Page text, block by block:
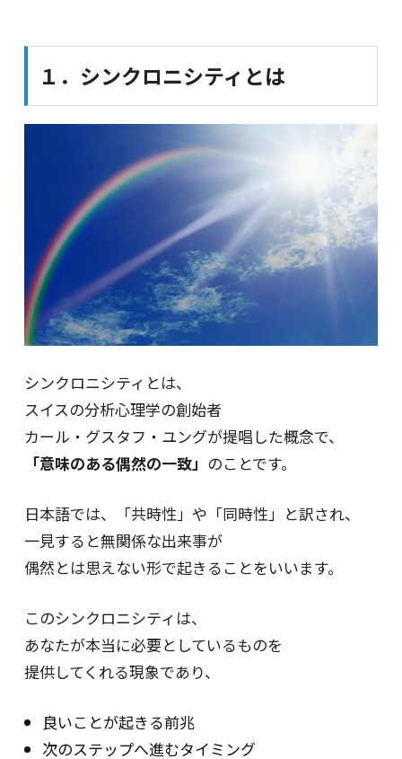
１．シンクロニシティとは
シンクロニシティとは、
スイスの分析心理学の創始者
カール・グスタフ・ユングが提唱した概念で、
「意味のある偶然の一致」 のことです。
日本語では、「共時性」や「同時性」と訳され、
一見すると無関係な出来事が
偶然とは思えない形で起きることをいいます。
このシンクロニシティは、
あなたが本当に必要としているものを
提供してくれる現象であり、
良いことが起きる前兆
次のステップへ進むタイミング